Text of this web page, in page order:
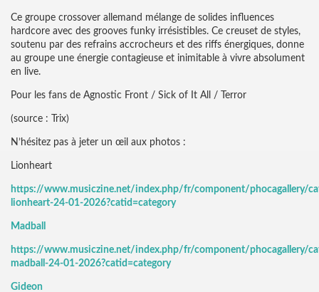
Ce groupe crossover allemand mélange de solides influences
hardcore avec des grooves funky irrésistibles. Ce creuset de styles,
soutenu par des refrains accrocheurs et des riffs énergiques, donne
au groupe une énergie contagieuse et inimitable à vivre absolument
en live.
Pour les fans de Agnostic Front / Sick of It All / Terror
(source : Trix)
N’hésitez pas à jeter un œil aux photos :
Lionheart
https://www.musiczine.net/index.php/fr/component/phocagallery/
lionheart-24-01-2026?catid=category
Madball
https://www.musiczine.net/index.php/fr/component/phocagallery/
madball-24-01-2026?catid=category
Gideon